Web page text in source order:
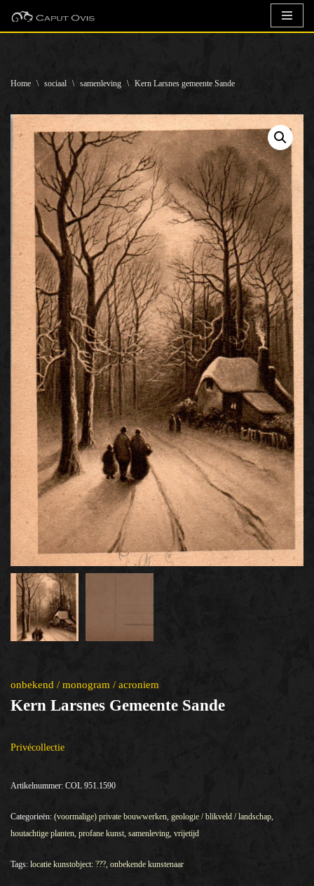
inhoud
Home \ sociaal \ samenleving \ Kern Larsnes gemeente Sande
onbekend / monogram / acroniem
Kern Larsnes Gemeente Sande
Privécollectie
Artikelnummer: COL 951.1590
Categorieën: (voormalige) private bouwwerken geologie / blikveld / landschap
houtachtige planten profane kunst samenleving vrijetijd
Tags: locatie kunstobject: ??? onbekende kunstenaar